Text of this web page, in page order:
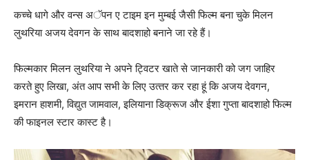
कच्‍चे धागे और वन्‍स अॅपन ए टाइम इन मुम्‍बई जैसी फिल्‍म बना चुके मिलन
लुथरिया अजय देवगन के साथ बादशाहो बनाने जा रहे हैं।
फिल्‍मकार मिलन लुथरिया ने अपने ट्विटर खाते से जानकारी को जग जाहिर
करते हुए लिखा, अंत आप सभी के लिए उत्‍तर कर रहा हूं कि अजय देवगन,
इमरान हाशमी, विद्युत जामवाल, इलियाना डिक्रूज और ईशा गुप्‍ता बादशाहो फिल्‍म
की फाइनल स्‍टार कास्‍ट है।